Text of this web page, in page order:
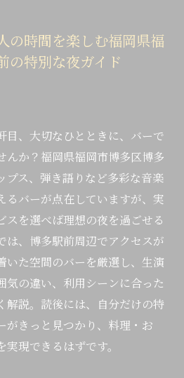
の時間を楽しむ福岡県福
の特別な夜ガイド
目、大切なひとときに、バーで
んか？福岡県福岡市博多区博多
プス、弾き語りなど多彩な音楽
るバーが点在していますが、実
スを選べば理想の夜を過ごせる
は、博多駅前周辺でアクセスが
いた空間のバーを厳選し、生演
気の違い、利用シーンに合った
解説。読後には、自分だけの特
がきっと見つかり、料理・お
現できるはずです。